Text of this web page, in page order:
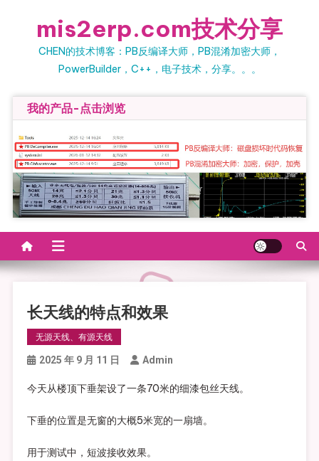
mis2erp.com技术分享
CHEN的技术博客：PB反编译大师，PB混淆加密大师，
PowerBuilder，C++，电子技术，分享。。。
我的产品-点击浏览
长天线的特点和效果
无源天线、有源天线
2025 年 9 月 11 日 Admin
今天从楼顶下垂架设了一条70米的细漆包丝天线。
下垂的位置是无窗的大概5米宽的一扇墙。
用于测试中，短波接收效果。